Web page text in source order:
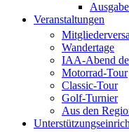
Veranstaltungen
Wandertage
IAA-Abend
Motorrad-Tour
Classic-Tour
Golf-Turnier
Aus den